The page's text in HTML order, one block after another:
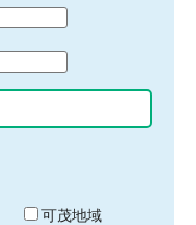
可茂地域